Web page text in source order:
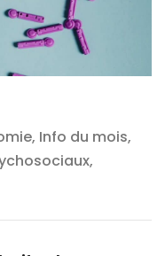
Info du mois,